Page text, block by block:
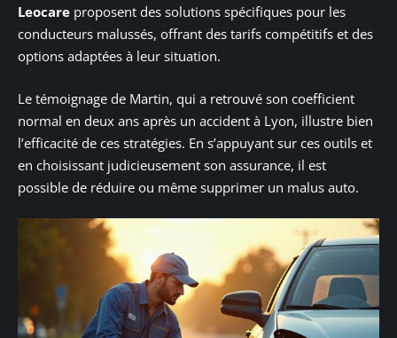
Leocare proposent des solutions spécifiques pour les
conducteurs malussés, offrant des tarifs compétitifs et des
options adaptées à leur situation.
Le témoignage de Martin, qui a retrouvé son coefficient
normal en deux ans après un accident à Lyon, illustre bien
l’efficacité de ces stratégies. En s’appuyant sur ces outils et
en choisissant judicieusement son assurance, il est
possible de réduire ou même supprimer un malus auto.